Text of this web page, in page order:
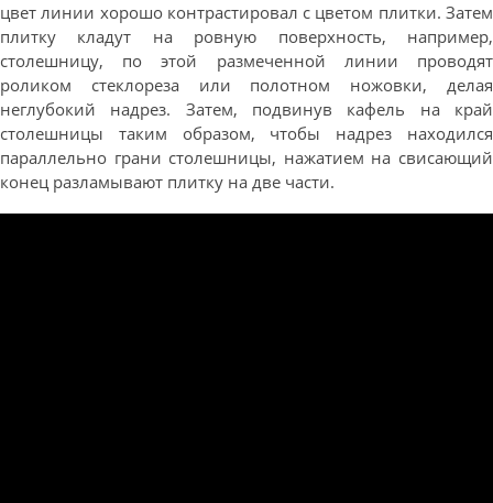
цвет линии хорошо контрастировал с цветом плитки. Затем
плитку кладут на ровную поверхность, например,
столешницу, по этой размеченной линии проводят
роликом стеклореза или полотном ножовки, делая
неглубокий надрез. Затем, подвинув кафель на край
столешницы таким образом, чтобы надрез находился
параллельно грани столешницы, нажатием на свисающий
конец разламывают плитку на две части.